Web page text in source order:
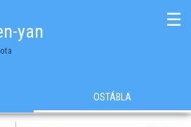
yan
☰
OSTÁBLA